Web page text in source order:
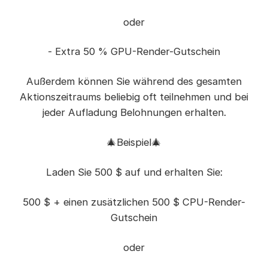
oder
- Extra 50 % GPU-Render-Gutschein
Außerdem können Sie während des gesamten
Aktionszeitraums beliebig oft teilnehmen und bei
jeder Aufladung Belohnungen erhalten.
🎄Beispiel🎄
Laden Sie 500 $ auf und erhalten Sie:
500 $ + einen zusätzlichen 500 $ CPU-Render-
Gutschein
oder